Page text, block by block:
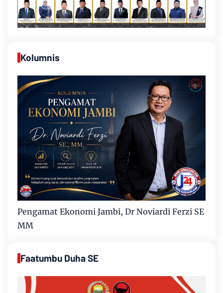
Kolumnis
Pengamat Ekonomi Jambi, Dr Noviardi Ferzi SE
MM
Faatumbu Duha SE